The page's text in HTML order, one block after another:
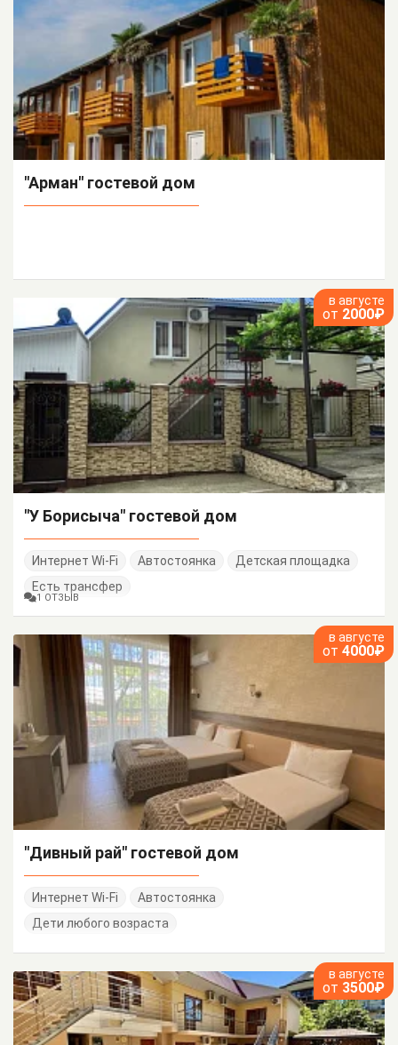
"Арман" гостевой дом
в августе
от 2000₽
"У Борисыча" гостевой дом
Интернет Wi-Fi Автостоянка
Детская площадка
Есть трансфер
1 ОТЗЫВ
в августе
от 4000₽
"Дивный рай" гостевой дом
Интернет Wi-Fi
Автостоянка
Дети любого возраста
в августе
от 3500₽